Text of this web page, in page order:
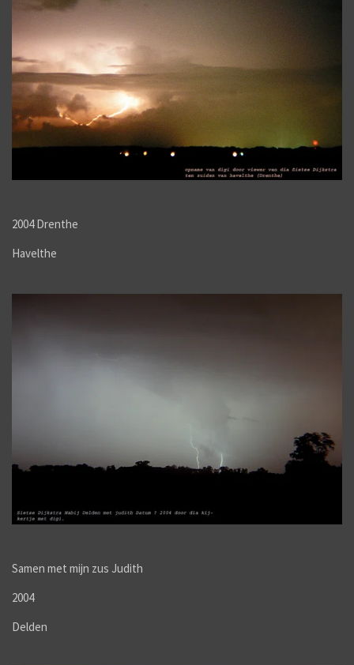
2004 Drenthe
Havelthe
Samen met mijn zus Judith
2004
Delden